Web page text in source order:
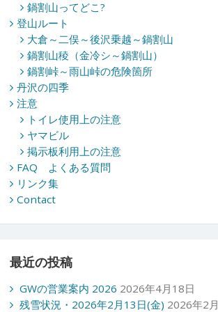
鍋割山ってどこ?
登山ルート
大倉～二俣～後沢乗越～鍋割山
鍋割山稜（金冷シ～鍋割山）
鍋割峠～雨山峠の危険箇所
丹沢の四季
注意
トイレ使用上の注意
ヤマビル
掲示板利用上の注意
FAQ よくある質問
リンク集
Contact
最近の投稿
GWの営業案内 2026 2026年4月18日
残雪状況・2026年2月13日(金) 2026年2